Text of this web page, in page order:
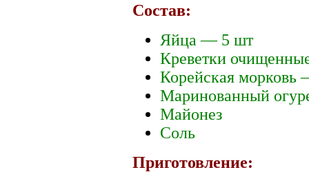
Состав:
Яйца — 5 шт
Креветки
Корейская морковь
Маринованный
Майонез
Соль
Приготовление: